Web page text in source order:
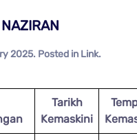
2025. Posted in Link.
Tarikh
Kemaskini